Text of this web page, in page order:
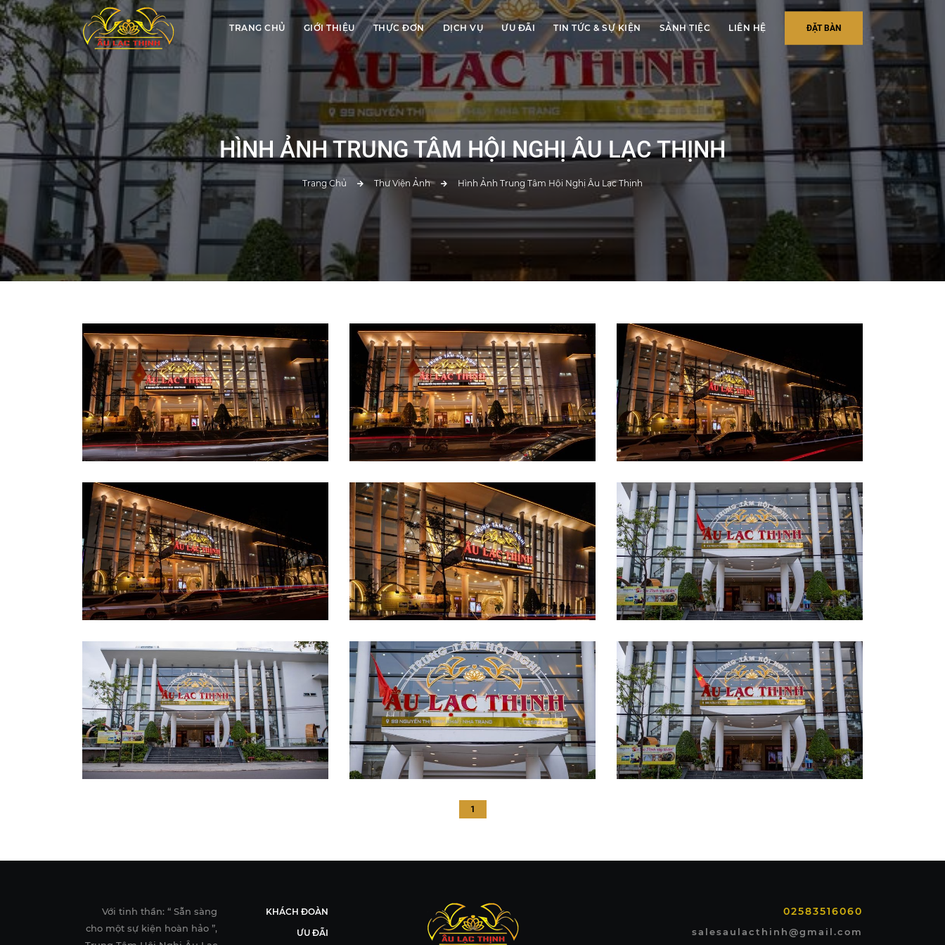
TRANG CHỦ GIỚI THIỆU THỰC ĐƠN DỊCH VỤ ƯU ĐÃI TIN TỨC & SỰ KIỆN SẢNH TIỆC LIÊN HỆ ĐẶT BÀN
HÌNH ẢNH TRUNG TÂM HỘI NGHỊ ÂU LẠC THỊNH
Trang Chủ Thư Viện Ảnh Hình Ảnh Trung Tâm Hội Nghị Âu Lạc Thịnh
1
Với tinh thần: “ Sẵn sàng
cho một sự kiện hoàn hảo ”,
KHÁCH ĐOÀN
ƯU ĐÃI
02583516060
salesaulacthinh@gmail.com